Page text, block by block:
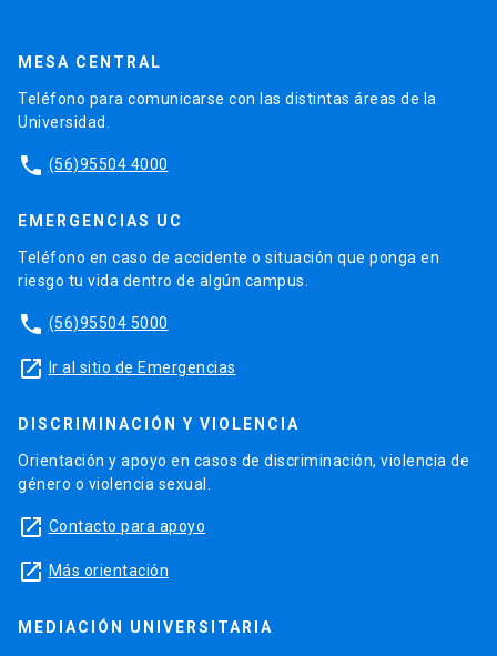
MESA CENTRAL
Teléfono para comunicarse con las distintas áreas de la
Universidad.
phone (56)95504 4000
EMERGENCIAS UC
Teléfono en caso de accidente o situación que ponga en
riesgo tu vida dentro de algún campus.
phone (56)95504 5000
launch Ir al sitio de Emergencias
DISCRIMINACIÓN Y VIOLENCIA
Orientación y apoyo en casos de discriminación, violencia de
género o violencia sexual.
launch Contacto para apoyo
launch Más orientación
MEDIACIÓN UNIVERSITARIA